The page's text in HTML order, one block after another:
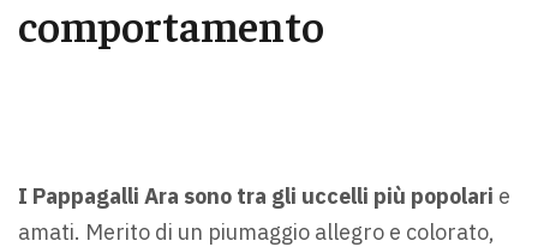
comportamento
I Pappagalli Ara sono tra gli uccelli più popolari e
amati. Merito di un piumaggio allegro e colorato,